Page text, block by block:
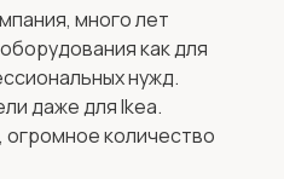
много лет
как для
нужд.
даже для Ikea.
количество